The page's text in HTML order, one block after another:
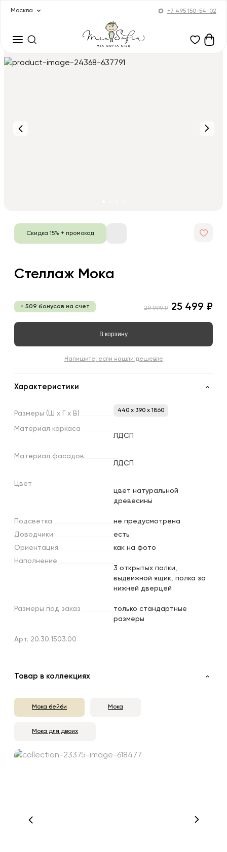
Москва +7 495 150-54-02
Скидка 15% + промокод
Стеллаж Мока
+ 509 бонусов на счет 29 999 ₽ 25 499 ₽
В корзину
Напишите, если нашли дешевле
Характеристики
Размеры (Ш х х В) 440 x 390 x 1860
Материал каркаса
ЛДСП
Материал фасадов
ЛДСП
Цвет
цвет натуральной
древесины
Подсветка
не предусмотрена
Доводчики
есть
Ориентация
как на фото
Наполнение
3 открытых полки,
выдвижной ящик, полка за
нижней дверцей
Размеры под заказ
только стандартные
размеры
Арт. 20.30.1503.00
Товар в коллекциях
Мока бейби Мока
Мока для двоих